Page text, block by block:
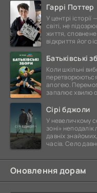
Гаррі Поттер
У центрі
світі, не
життя,
відкриття його
Батьківські
Коли шкільні
апогею.
запалює хвилю
Сірі бджоли
У невеличкому
зоні»
давніх
часів. Село
Оновлення дорам